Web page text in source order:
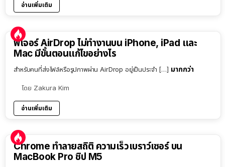
อ่านเพิ่มเติม
ฟีเจอร์ AirDrop ไม่ทำงานบน iPhone, iPad และ
Mac มีขั้นตอนแก้ไขอย่างไร
สำหรับคนที่ส่งไฟล์หรือรูปภาพผ่าน AirDrop อยู่เป็นประจำ […] มากกว่า
โดย Zakura Kim
อ่านเพิ่มเติม
Chrome ทำลายสถิติ ความเร็วเบราว์เซอร์ บน
MacBook Pro ชิป M5